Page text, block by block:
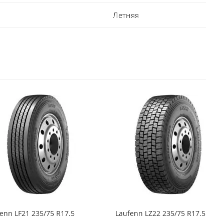
Летняя
LF21 235/75 R17.5
Laufenn LZ22 235/75 R17.5